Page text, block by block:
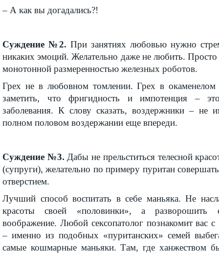
– А как вы догадались?!
Суждение №2. При занятиях любовью нужно
никаких эмоций. Желательно даже не любить. Просто
монотонной размеренностью железных роботов.
Грех не в любовном томлении. Грех в окаменелом
заметить, что фригидность и импотенция –
заболевания. К слову сказать, воздержники – не
полном половом воздержании еще впереди.
Суждение №3. Дабы не прельститься телесной
(супруги), желательно по примеру пуритан
отверстием.
Лучший способ воспитать в себе маньяка. Не
красоты своей «половинки», а разворошить
воображение. Любой сексопатолог познакомит вас с
– именно из подобных «пуританских» семей
самые кошмарные маньяки. Там, где ханжеством